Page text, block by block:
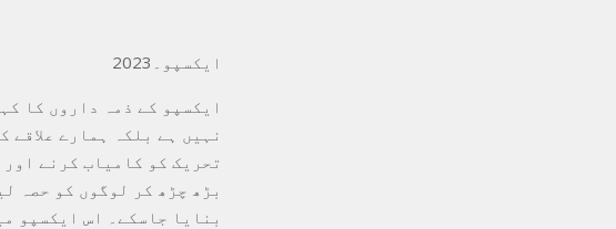
ایکسپو۔2023
نہیں ہے بلکہ ہمارے
تحریک کو کامیاب کرنے
بڑھ چڑھ کر لوگوں کو حصہ
بنایا جاسکے۔ اس ایکسپو